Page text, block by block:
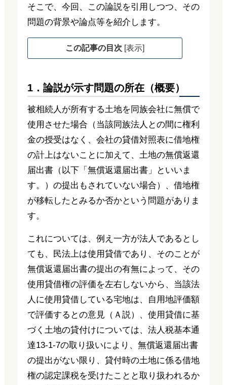
そこで、今回、この論説を引用しつつ、その
問題の背景や論点等を紹介します。
この記事の目次 [表示]
1．論説が示す問題の所在（概要）
被相続人が所有する土地を同族会社に無償で
使用させた場合（当該同族法人との間に権利
金の授受はなく、会社の貸借対照表に借地権
の計上はないことに加えて、土地の無償返還
届出書（以下「無償返還届出書」といいま
す。）の提出もされていない場合）、借地権
が移転したとみるか否かという問題がありま
す。
これについては、例え一方が法人であるとし
ても、民法上は使用貸借であり、そのことが
無償返還届出書の提出の有無によって、その
使用貸借権の評価を左右しないから、当該法
人に使用貸借している宅地は、自用地評価額
で評価するとの意見（Ａ説）、使用貸借に基
づく土地の貸付けについては、法人税基本通
達13-1-7の取り扱いにより、無償返還届出書
の提出がない限り、貸付時の土地に係る借地
権の認定課税を受けたことと取り扱われるか